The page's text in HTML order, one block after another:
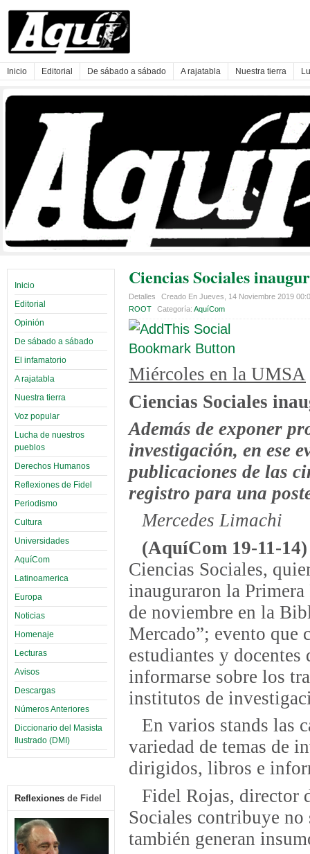
Inicio Editorial De sábado a sábado A rajatabla Nuestra tierra
Inicio
Editorial
Opinión
De sábado a sábado
El infamatorio
A rajatabla
Nuestra tierra
Voz popular
Lucha de nuestros
pueblos
Derechos Humanos
Reflexiones de Fidel
Periodismo
Cultura
Universidades
AquíCom
Latinoamerica
Europa
Noticias
Homenaje
Lecturas
Avisos
Descargas
Números Anteriores
Diccionario del Masista
Ilustrado (DMI)
Reflexiones de Fidel
Ciencias Sociales
Detalles
Creado En Jueves, 14 Noviembre 2019
ROOT
Categoría: AquíCom
Miércoles en la UMSA
Ciencias Sociales
Además de exponer
investigación, en ese
publicaciones de las
registro para una
Mercedes Limachi
(AquíCom 19-11-
Ciencias Sociales,
inauguraron la
de noviembre en la
Mercado”; evento que
estudiantes y docentes
informarse sobre los
institutos de
En varios stands las
variedad de temas de
dirigidos, libros e
Fidel Rojas, director
Sociales contribuye
también generan